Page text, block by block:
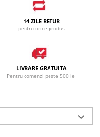
14 ZILE RETUR
pentru orice produs
LIVRARE GRATUITA
Pentru comenzi peste 500 lei